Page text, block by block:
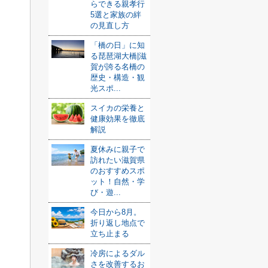
らできる親孝行
5選と家族の絆
の見直し方
「橋の日」に知
る琵琶湖大橋|滋
賀が誇る名橋の
歴史・構造・観
光スポ...
スイカの栄養と
健康効果を徹底
解説
夏休みに親子で
訪れたい滋賀県
のおすすめスポ
ット！自然・学
び・遊...
今日から8月。
折り返し地点で
立ち止まる
冷房によるダル
さを改善するお